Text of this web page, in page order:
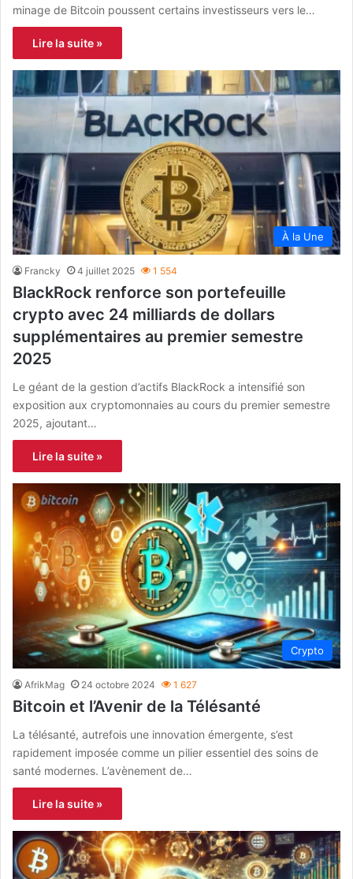
minage de Bitcoin poussent certains investisseurs vers le…
Lire la suite »
À la Une
Francky 4 juillet 2025 1 554
BlackRock renforce son portefeuille
crypto avec 24 milliards de dollars
supplémentaires au premier semestre
2025
Le géant de la gestion d’actifs BlackRock a intensifié son
exposition aux cryptomonnaies au cours du premier semestre
2025, ajoutant…
Lire la suite »
Crypto
AfrikMag 24 octobre 2024 1 627
Bitcoin et l’Avenir de la Télésanté
La télésanté, autrefois une innovation émergente, s’est
rapidement imposée comme un pilier essentiel des soins de
santé modernes. L’avènement de…
Lire la suite »